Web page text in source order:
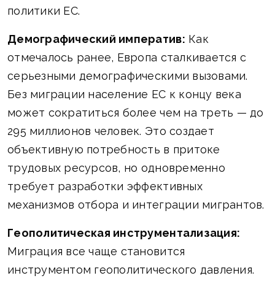
политики ЕС.
Демографический императив: Как
отмечалось ранее, Европа сталкивается с
серьезными демографическими вызовами.
Без миграции население ЕС к концу века
может сократиться более чем на треть — до
295 миллионов человек. Это создает
объективную потребность в притоке
трудовых ресурсов, но одновременно
требует разработки эффективных
механизмов отбора и интеграции мигрантов.
Геополитическая инструментализация:
Миграция все чаще становится
инструментом геополитического давления.